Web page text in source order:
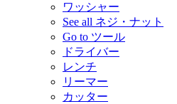
ワッシャー
See all ネジ・ナット
Go to ツール
ドライバー
レンチ
リーマー
カッター